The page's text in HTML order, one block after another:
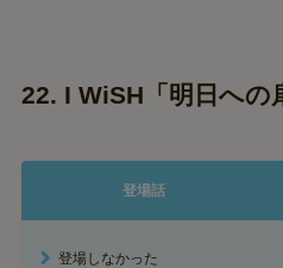
22. I WiSH「明日への
登場話
登場しなかった